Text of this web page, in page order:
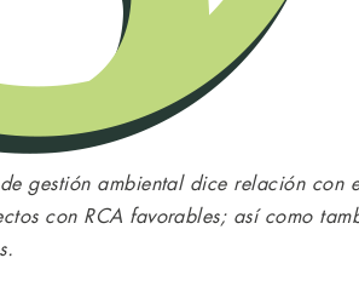
gestión ambiental dice relación con
con RCA favorables; así como